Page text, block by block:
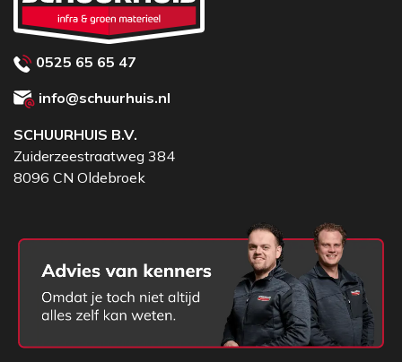
0525 65 65 47
info@schuurhuis.nl
SCHUURHUIS B.V.
Zuiderzeestraatweg 384
8096 CN Oldebroek